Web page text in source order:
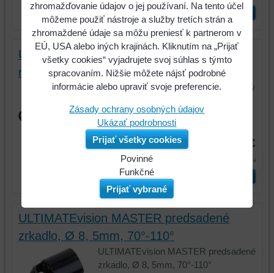
ks
Vložiť do košíka
ULTIMATEvision MASTER magnetický
nástavec, Ø5,5mm
ULTIMATEvision MASTER magnetický
Kód:550.7559
24,98 €
s DPH
ks
ULTIMATEvision MASTER predsadené
zrkadlo, Ø 8, 5mm, 70°-110°
ULTIMATEvision MASTER predsadené
zrkadlo, Ø 8, 5mm, 70°-110°
zhromažďovanie údajov o jej používaní. Na tento účel
môžeme použiť nástroje a služby tretích strán a
zhromaždené údaje sa môžu preniesť k partnerom v
EÚ, USA alebo iných krajinách. Kliknutím na „Prijať
všetky cookies“ vyjadrujete svoj súhlas s týmto
spracovaním. Nižšie môžete nájsť podrobné
informácie alebo upraviť svoje preferencie.
Zásady ochrany osobných údajov
Ukázať podrobnosti
Prijať všetky cookies
Povinné
ukladá
údaje
na
vašom
zariadení
Funkčné
údaje
na
vašom
zariadení
(súbory
Prijať vybrané